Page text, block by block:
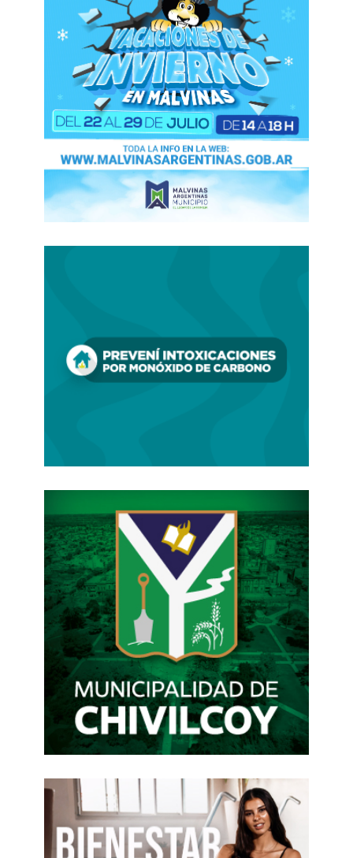
quien lidiar, pero tenemos que lidiar con todas las
personas en el mundo, con respeto, tratando de
dialogar y comerciar con…”
Fuertes abucheos. Ron Paul, con su mirada
cansada, pero con el rostro ya curtido por largos
años de disidente conservador, insistió:
Paul: “…hablamos con Stalin, hablamos con
Krushev. Hablamos con Mao… De hecho,
debemos hablar con Cuba…”
Paul: “…y viajar a Cuba y tener comercio con
Cuba. Pero déjenme decirles por qué tenemos
líderes legítimos”.
Los abucheos alcanzan su clímax. Miami se lo
quiere comer crudo, sin ron. Las reglas
civilizadas del Foro obligan a seguir indiferentes
al próximo candidato, que ha escuchado muy
bien la voz del pueblo.
Huckabee (futuro embajador de Trump en Israel):
“Aunque a Chávez lo eligieron, no lo eligieron
para ser un dictador… Mi mamá decía: “si uno le
da suficiente soga a alguien, se van a colgar” y
yo pienso…”
Giuliani: “Yo estoy de acuerdo con la manera en